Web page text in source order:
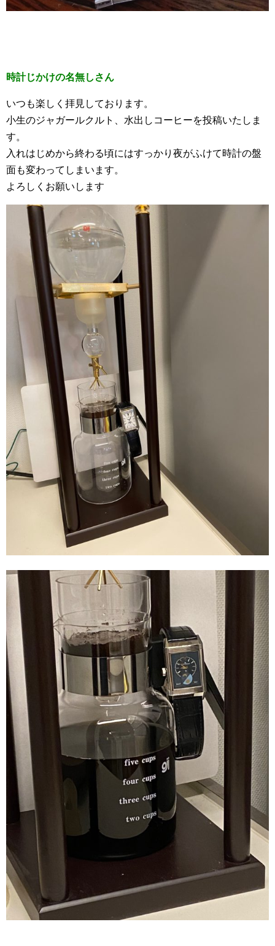
時計じかけの名無しさん
いつも楽しく拝見しております。
小生のジャガールクルト、水出しコーヒーを投稿いたしま
す。
入れはじめから終わる頃にはすっかり夜がふけて時計の盤
面も変わってしまいます。
よろしくお願いします